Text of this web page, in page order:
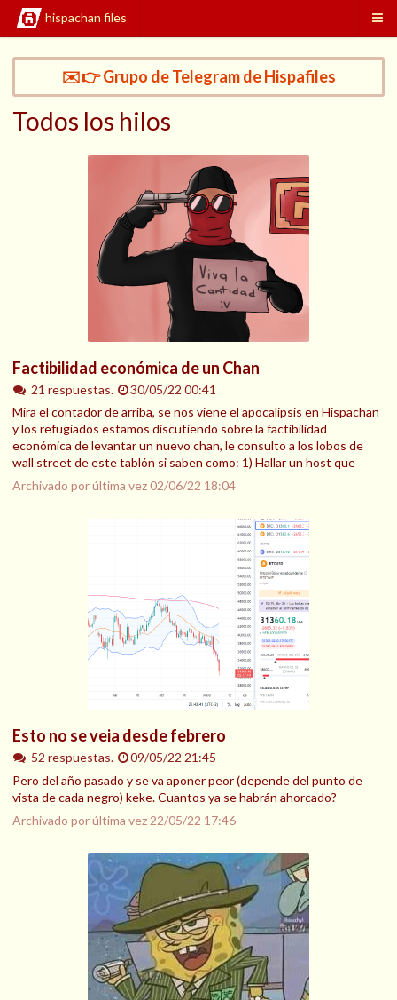
hispachan files
✉️👉 Grupo de Telegram de Hispafiles
Todos los hilos
Factibilidad económica de un Chan
21 respuestas.
30/05/22 00:41
Mira el contador de arriba, se nos viene el apocalipsis en Hispachan
y los refugiados estamos discutiendo sobre la factibilidad
económica de levantar un nuevo chan, le consulto a los lobos de
wall street de este tablón si saben como: 1) Hallar un host que
Archivado por última vez02/06/22 18:04
Esto no se veia desde febrero
52 respuestas.
09/05/22 21:45
Pero del año pasado y se va aponer peor (depende del punto de
vista de cada negro) keke. Cuantos ya se habrán ahorcado?
Archivado por última vez 22/05/22 17:46